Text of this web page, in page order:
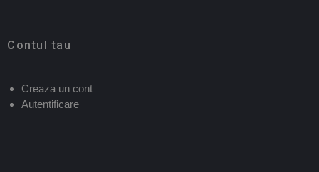
Contul tau
Creaza un cont
Autentificare